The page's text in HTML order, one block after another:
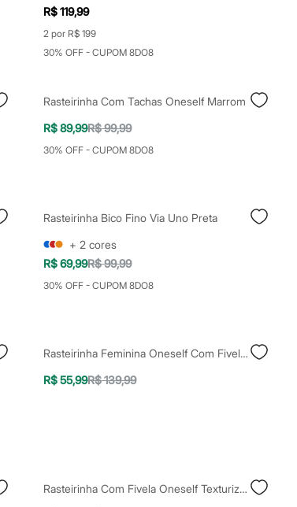
R$ 119,99
2 por R$ 199
30% OFF - CUPOM 8DO8
Rasteirinha Com Tachas Oneself Marrom
R$ 89,99R$ 99,99
30% OFF - CUPOM 8DO8
Rasteirinha Bico Fino Via Uno Preta
+ 2 cores
R$ 69,99R$ 99,99
30% OFF - CUPOM 8DO8
Rasteirinha Feminina Oneself Com Fivelas E Pelo Rosê
R$ 55,99R$ 139,99
Rasteirinha Com Fivela Oneself Texturizada Bege